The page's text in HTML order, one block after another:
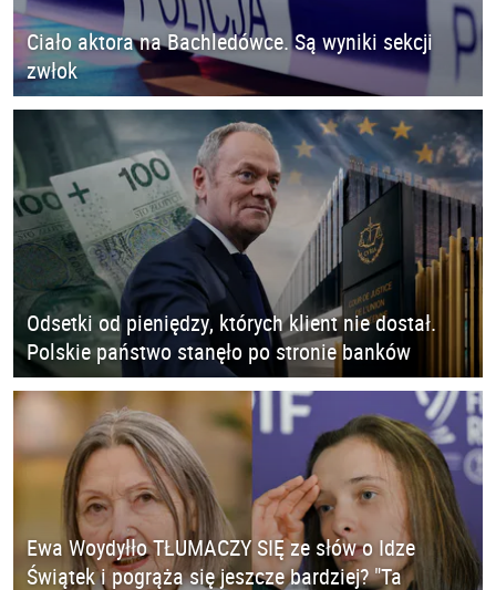
Ciało aktora na Bachledówce. Są wyniki sekcji
zwłok
Odsetki od pieniędzy, których klient nie dostał.
Polskie państwo stanęło po stronie banków
Ewa Woydyłło TŁUMACZY SIĘ ze słów o Idze
Świątek i pogrąża się jeszcze bardziej? "Ta